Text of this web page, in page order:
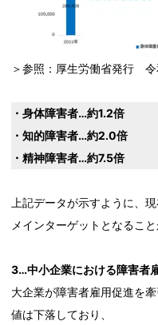
＞参照：厚生労働省発行
・身体障害者…約1.2倍
・知的障害者…約2.0倍
・精神障害者…約7.5倍
上記データが示すように、
メインターゲットとなること
3…中小企業における障害者
大企業が障害者雇用促進を
値は下落しており、